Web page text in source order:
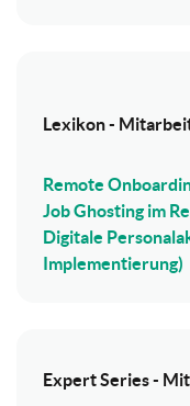
Lexikon -
Remote
Job Ghosting im
Digitale
Implementierung)
Expert Series -